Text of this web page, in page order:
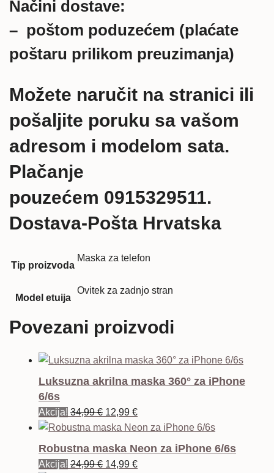
Načini dostave:
– poštom poduzećem (plaćate
poštaru prilikom preuzimanja)
Možete naručit na stranici ili
pošaljite poruku sa vašom
adresom i modelom sata.
Plačanje
pouzećem 0915329511.
Dostava-Pošta Hrvatska
Tip proizvoda
Maska za telefon
Model etuija
Ovitek za zadnjo stran
Povezani proizvodi
Luksuzna akrilna maska 360° za iPhone
6/6s
Akcija! 34,99€ Izvorna
cijena
bila
12,99 €Trenutna
cijena
Robustna maska Neon za iPhone 6/6s
Akcija! 24,99€ Izvorna
14,99 €Trenutna